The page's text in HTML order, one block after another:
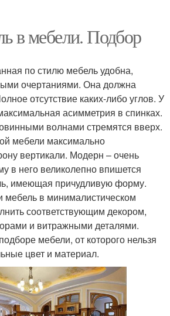
в мебели. Подбор
по стилю мебель удобна,
очертаниями. Она должна
отсутствие каких-либо углов. У
асимметрия в спинках.
волнами стремятся вверх.
мебели максимально
вертикали. Модерн – очень
в него великолепно впишется
имеющая причудливую форму.
мебель в минималистическом
соответствующим декором,
и витражными деталями.
мебели, от которого нельзя
цвет и материал.